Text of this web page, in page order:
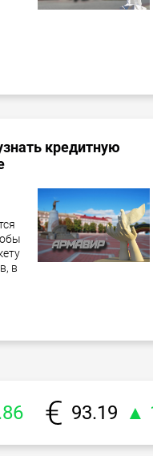
кредитную
в
93.19 ▲